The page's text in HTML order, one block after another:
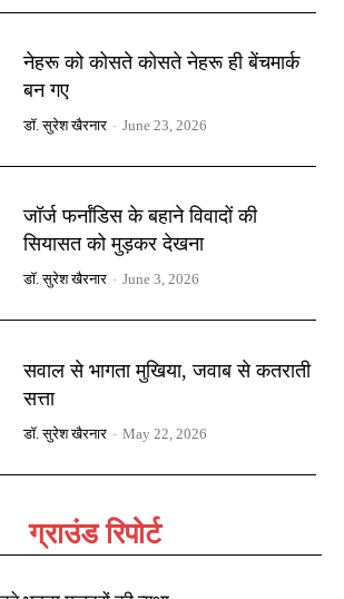
नेहरू को कोसते कोसते नेहरू ही बेंचमार्क
बन गए
डॉ. सुरेश खैरनार - June 23, 2026
जॉर्ज फर्नांडिस के बहाने विवादों की
सियासत को मुड़कर देखना
डॉ. सुरेश खैरनार - June 3, 2026
सवाल से भागता मुखिया, जवाब से कतराती
सत्ता
डॉ. सुरेश खैरनार - May 22, 2026
ग्राउंड रिपोर्ट